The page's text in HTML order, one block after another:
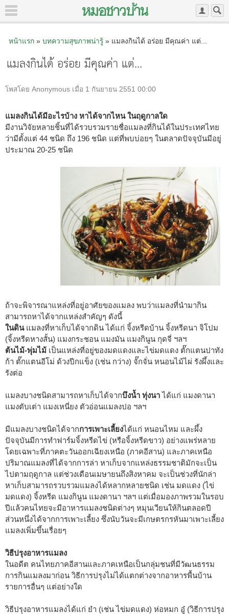
หน้าแรก» บทความสุขภาพน่ารู้» แมลงกินได้ อร่อย มีคุณค่า แต่...
แมลงกินได้ อร่อย มีคุณค่า แต่...
โพสโดย Anonymous เมื่อ 1 กันยายน 2551 00:00
แมลงกินได้มีอะไรบ้าง หาได้จากไหน ในฤดูกาลใด
มีงานวิจัยหลายชิ้นที่ได้รวบรวมรายชื่อแมลงที่กินได้ในประเทศไทย
ว่ามีตั้งแต่ 44 ชนิด ถึง 196 ชนิด แต่ที่พบบ่อยๆ ในตลาดปัจจุบันมีอยู่
ประมาณ 20-25 ชนิด
ถ้าจะพิจารณาแหล่งที่อยู่อาศัยของแมลง พบว่าแมลงที่นำมากิน
สามารถหาได้จากแหล่งสำคัญๆ ดังนี้
ในดินแมลงที่หาเก็บได้จากดิน ได้แก่ จิ้งหรีดบ้าน จิ้งหรีดนา จิโปม
(จิ้งหรีดหางสั้น) แมงกระชอน แมงมัน แมงกินูน กุดจี่ ฯลฯ
ต้นไม้-พุ่มไม้ เป็นแหล่งที่อยู่ของมดแดงและไข่มดแดง ตั๊กแตนปาทัง
ก้า ตั๊กแตนอีโม่ ด้วงปีกแข็ง (เช่น กว่าง) จั๊กจั่น หนอนไม้ไผ่ รังผึ้งและ
รังต่อ
แมลงบางชนิดสามารถหาเก็บได้จากบึงน้ำ ทุ่งนาได้แก่ แมงดานา
แมงตับเต่า แมงเหนี่ยง ตัวอ่อนแมลงปอ ฯลฯ
มีแมลงบางชนิดได้จากการเพาะเลี้ยงได้แก่ หนอนไหม และผึ้ง
ปัจจุบันมีการทำฟาร์มจิ้งหรีดไข่ (หรือจิ้งหรีดขาว) อย่างแพร่หลาย
โดยเฉพาะที่ภาคตะวันออกเฉียงเหนือ (ภาคอีสาน) และภาคเหนือ
ปริมาณแมลงที่ได้จากการล่า หาเก็บจากแหล่งธรรมชาติมักจะเป็น
ไปตามฤดูกาล แต่ช่วงเดือนเมษายนถึงสิงหาคม จะเป็นช่วงที่นักล่า
หาเก็บสามารถรวบรวมแมลงได้หลากหลายชนิด เช่น มดแดง (ไข่
มดแดง) จิ้งหรีด แมงกินูน แมงดานา ฯลฯ แต่เมื่อมองภาพรวมในรอบ
ปีแล้วคนไทยจะมีอาหารแมลงชนิดต่างๆ หมุนเวียนให้กินตลอดปี
ส่วนหนึ่งได้จากการเพาะเลี้ยง ซึ่งนับวันจะมีเกษตรกรหันมาเพาะเลี้ยง
แมลงเพิ่มขึ้นเรื่อยๆ
วิธีปรุงอาหารแมลง
ในอดีต คนไทยภาคอีสานและภาคเหนือเป็นกลุ่มชนที่มีวัฒนธรรม
การกินแมลงมาก่อน วิธีการปรุงไม่ได้แตกต่างจากอาหารพื้นบ้าน
รายการอื่นๆ แต่อย่างใด
วิธีปรุงอาหารแมลงได้แก่ ยำ (เช่น ไข่มดแดง) ห่อหมก อู๋ (วิธีการปรุง